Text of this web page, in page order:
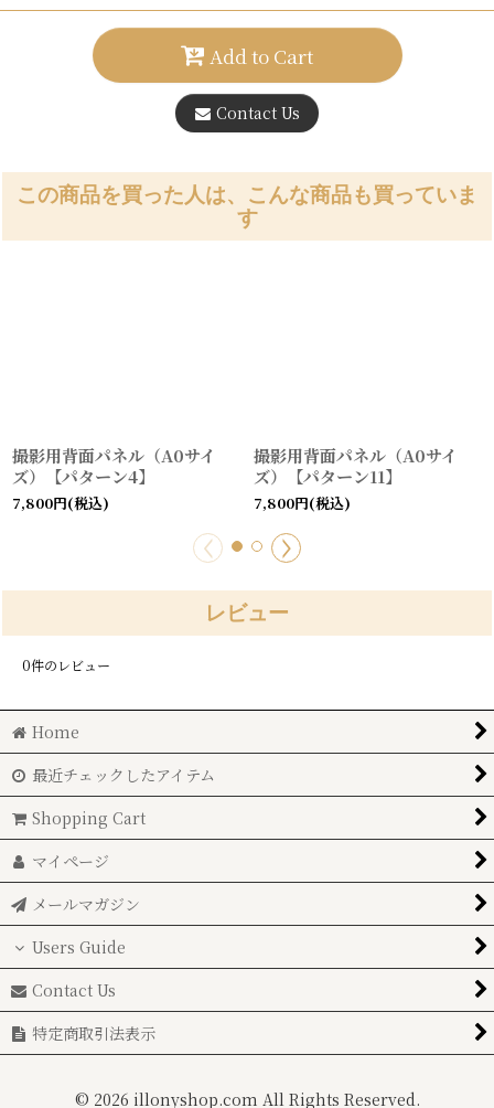
Add to Cart
Contact Us
この商品を買った人は、こんな商品も買っていま
す
撮影用背面パネル（A0サイ
ズ）【パターン4】
7,800円(税込)
撮影用背面パネル（A0サイ
ズ）【パターン11】
7,800円(税込)
レビュー
0件のレビュー
Home
最近チェックしたアイテム
Shopping Cart
マイページ
メールマガジン
Users Guide
Contact Us
特定商取引法表示
© 2026 illonyshop.com All Rights Reserved.